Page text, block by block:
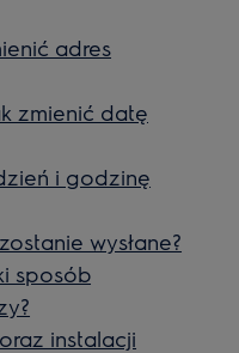
adres
zmienić datę
i godzinę
wysłane?
sposób
instalacji